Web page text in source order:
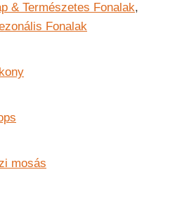
& Természetes Fonalak,
Fonalak
mosás